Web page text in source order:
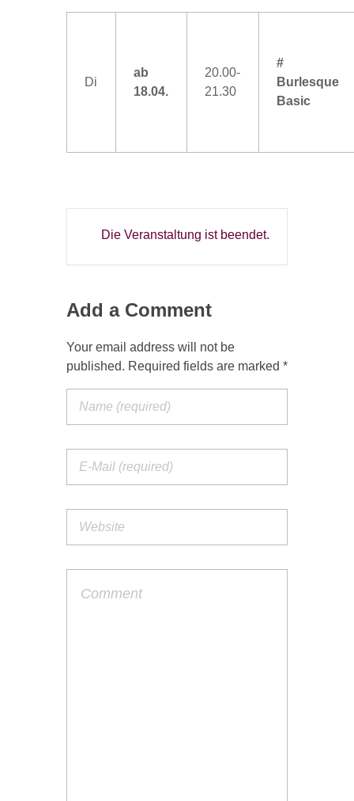
Di
ab
18.04.
20.00-
21.30
#
Burlesque
Basic
Die Veranstaltung ist beendet.
Add a Comment
Your email address will not be
published. Required fields are marked *